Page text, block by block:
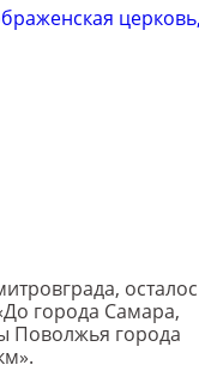
города Самара,
Поволжья города